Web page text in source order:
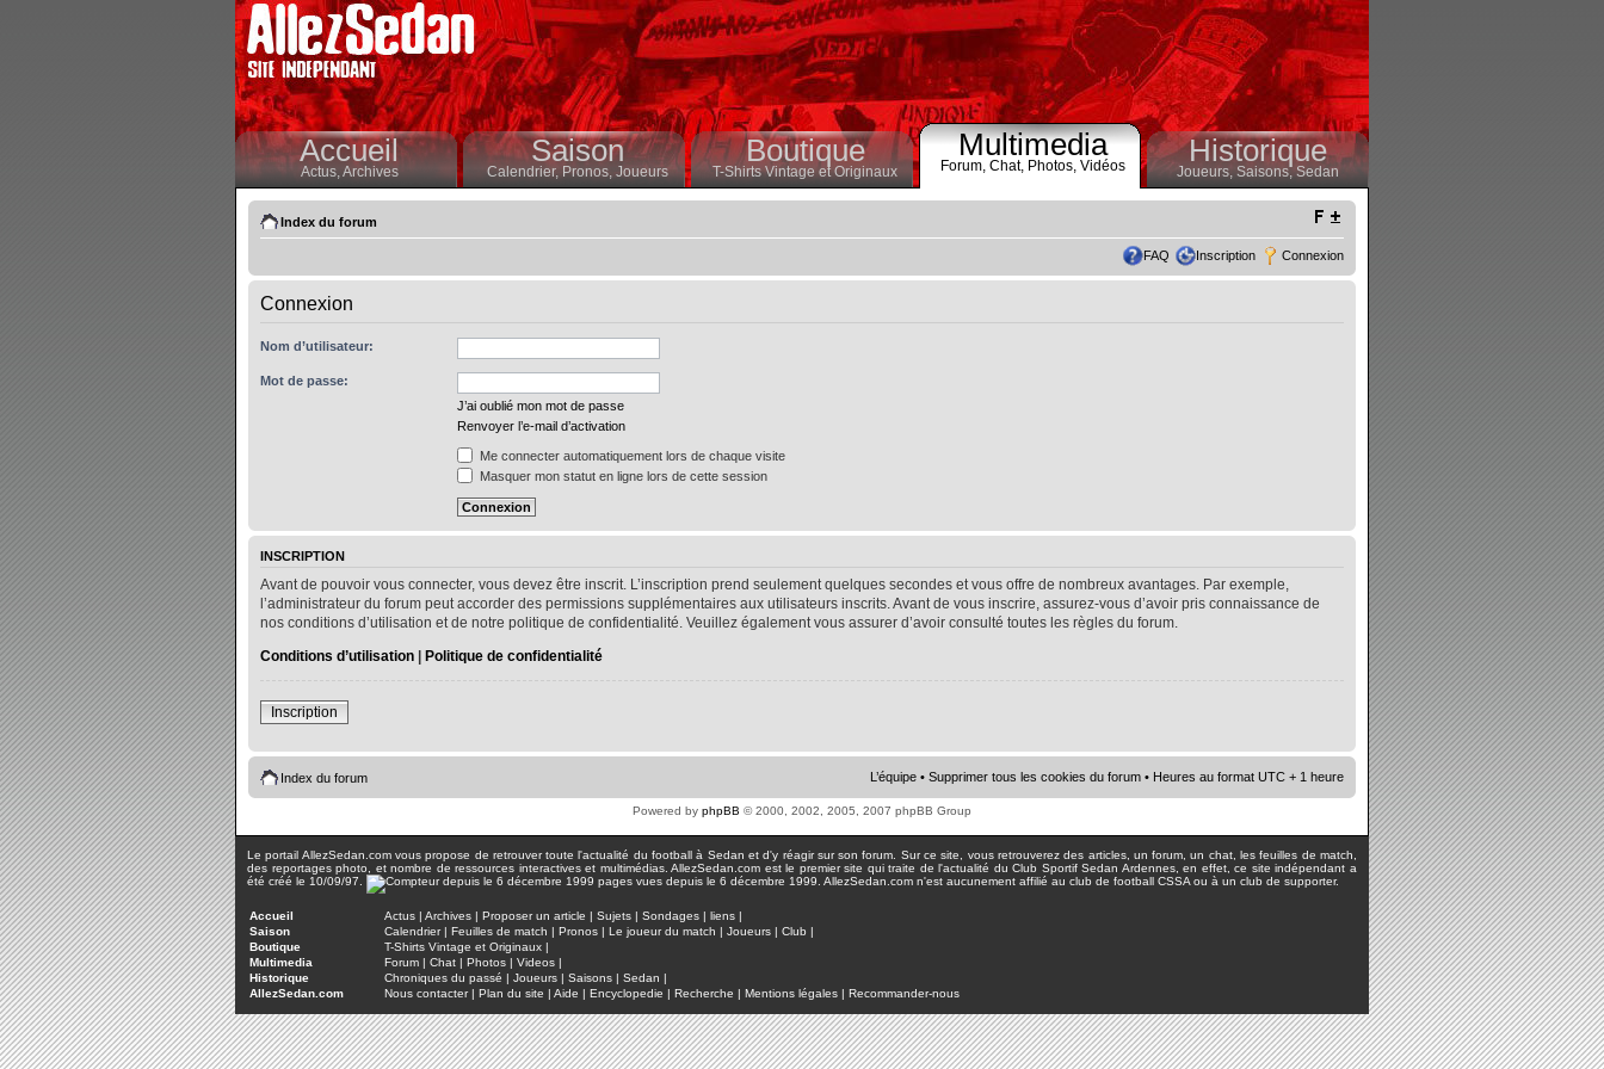
Accueil
Actus,Archives
Saison
Calendrier,Pronos, Joueurs
Boutique
T-Shirts Vintage et Originaux
Multimedia
Forum, Chat, Photos, Vidéos Historique
Joueurs, Saisons,Sedan
Index du forum
FAQ Inscription Connexion
Connexion
Nom d’utilisateur:
Mot de passe:
J’ai oublié mon mot de passe
Renvoyer l’e-mail d’activation
Me connecter automatiquement lors de chaque visite
Masquer mon statut en ligne lors de cette session
INSCRIPTION
Avant de pouvoir vous connecter, vous devez être inscrit. L’inscription prend seulement quelques secondes et vous offre de nombreux avantages. Par exemple,
l’administrateur du forum peut accorder des permissions supplémentaires aux utilisateurs inscrits. Avant de vous inscrire, assurez-vous d’avoir pris connaissance de
nos conditions d’utilisation et de notre politique de confidentialité. Veuillez également vous assurer d’avoir consulté toutes les règles du forum.
Conditions d’utilisation | Politique de confidentialité
Inscription
Index du forum L’équipe • Supprimer tous les cookies du forum • Heures au format UTC + 1 heure
Powered by phpBB © 2000, 2002, 2005, 2007 phpBB Group
Le portail AllezSedan.com vous propose de retrouver toute l'actualité du football à Sedan et d'y réagir sur son forum. Sur ce site, vous retrouverez des articles, un forum, un chat, les feuilles de match,
des reportages photo, et nombre de ressources interactives et multimédias. AllezSedan.com est le premier site qui traite de l'actualité du Club Sportif Sedan Ardennes, en effet, ce site indépendant a
été créé le 10/09/97.
pages vues depuis le 6 décembre 1999. AllezSedan.com n'est aucunement affilié au club de football CSSA ou à un club de supporter.
Accueil Actus | Archives | Proposer un article | Sujets | Sondages | liens |
Saison
Calendrier| Feuilles de match | Pronos | Le joueur du match | Joueurs | Club |
Boutique
T-Shirts Vintage et Originaux |
Multimedia
Forum | Chat | Photos | Videos |
Historique
Chroniques du passé | Joueurs | Saisons | Sedan |
AllezSedan.com
Nous contacter| Plan du site | Aide | Encyclopedie | Recherche | Mentions légales | Recommander-nous